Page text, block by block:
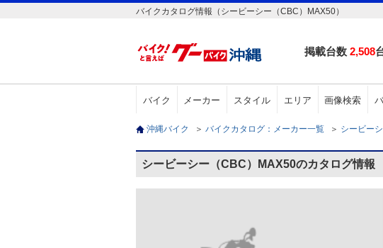
バイクカタログ情報（シービーシー（CBC）MAX50）
掲載台数 2,508
バイク メーカー スタイル エリア 画像検索
沖縄バイク ＞ バイクカタログ：メーカー一覧 ＞ シービー
シービーシー（CBC）MAX50のカタログ情報